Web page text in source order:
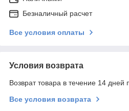
Безналичный расчет
Все условия оплаты
Условия возврата
Возврат товара в течение 14 дней
Все условия возврата